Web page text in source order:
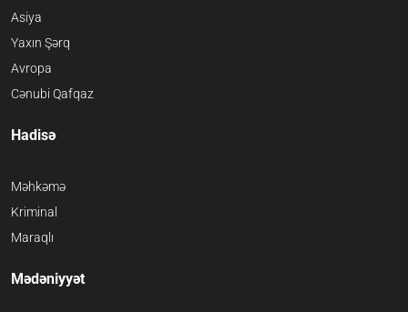
Asiya
Yaxın Şərq
Avropa
Cənubi Qafqaz
Hadisə
Məhkəmə
Kriminal
Maraqlı
Mədəniyyət